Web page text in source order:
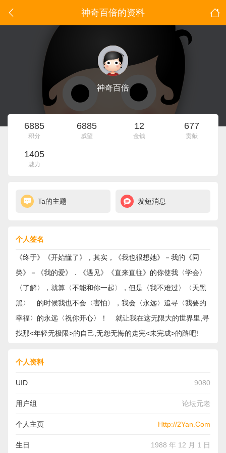
神奇百倍的资料
神奇百倍
6885
积分
6885
威望
12
金钱
677
贡献
1405
魅力
Ta的主题 发短消息
个人签名
《终于》《开始懂了》，其实，《我也很想她》－我的《同
类》－《我的爱》．《遇见》《直来直往》的你使我〈学会〉
〈了解〉，就算〈不能和你一起〉，但是〈我不难过〉〈天黑
黑〉 的时候我也不会〈害怕〉，我会〈永远〉追寻〈我要的
幸福〉的永远〈祝你开心〉！ 就让我在这无限大的世界里,寻
找那<年轻无极限>的自己,无怨无悔的走完<未完成>的路吧!
个人资料
UID 9080
用户组 论坛元老
个人主页 Http://2Yan.Com
生日 1988 年 12 月 1 日